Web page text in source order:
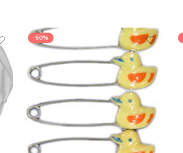
-50%